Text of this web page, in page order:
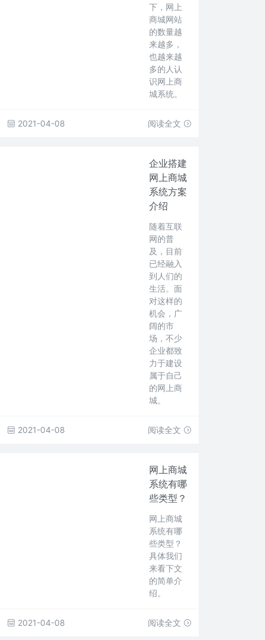
下，网上
商城网站
的数量越
来越多，
也越来越
多的人认
识网上商
城系统。
2021-04-08 阅读全文
企业搭建
网上商城
系统方案
介绍
随着互联
网的普
及，目前
已经融入
到人们的
生活。面
对这样的
机会，广
阔的市
场，不少
企业都致
力于建设
属于自己
的网上商
城。
2021-04-08 阅读全文
网上商城
系统有哪
些类型？
网上商城
系统有哪
些类型？
具体我们
来看下文
的简单介
绍。
2021-04-08 阅读全文